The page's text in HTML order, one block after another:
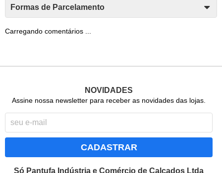
Formas de Parcelamento
Carregando comentários ...
NOVIDADES
Assine nossa newsletter para receber as novidades das lojas.
CADASTRAR
Só Pantufa Indústria e Comércio de Calçados Ltda